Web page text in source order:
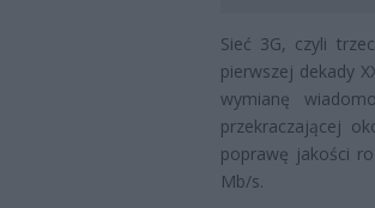
Sieć 3G, czyli
pierwszej dekady
wymianę
przekraczającej
poprawę jakości
Mb/s.